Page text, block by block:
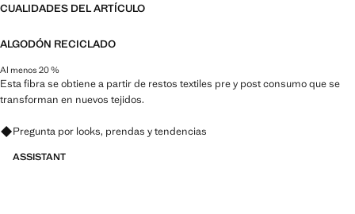
CUALIDADES DEL ARTÍCULO
ALGODÓN RECICLADO
Al menos 20 %
Esta fibra se obtiene a partir de restos textiles pre y post consumo que se
transforman en nuevos tejidos.
Pregunta por looks, prendas y tendencias
ASSISTANT